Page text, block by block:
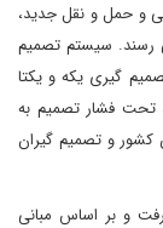
و حمل و نقل جدید،
رسند. سیستم تصمیم
گیری یکه و یکتا
تحت فشار تصمیم به
کشور و تصمیم گیران
و بر اساس مبانی